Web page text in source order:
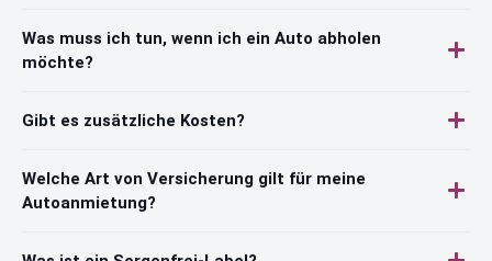
Was muss ich tun, wenn ich ein Auto abholen
möchte?
Gibt es zusätzliche Kosten?
Welche Art von Versicherung gilt für meine
Autoanmietung?